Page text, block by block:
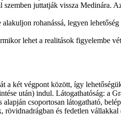
juttatják vissza Medinára.
rohanássá, legyen
lehet a realitások figyelembe
a két végpont között, így
után) indul. Látogathatóság: a
csoportosan látogatható,
rövidnadrágban és fedetlen